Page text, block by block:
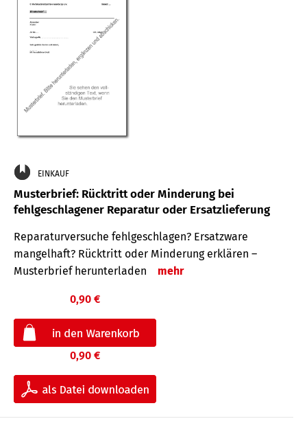
EINKAUF
Musterbrief: Rücktritt oder Minderung bei
fehlgeschlagener Reparatur oder Ersatzlieferung
Reparaturversuche fehlgeschlagen? Ersatzware
mangelhaft? Rücktritt oder Minderung erklären –
Musterbrief herunterladen
mehr
0,90 €
0,90 €